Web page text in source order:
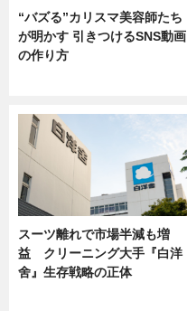
“バズる”カリスマ美容師たち
が明かす 引きつけるSNS動画
の作り方
スーツ離れで市場半減も増
益 クリーニング大手『白洋
舍』生存戦略の正体